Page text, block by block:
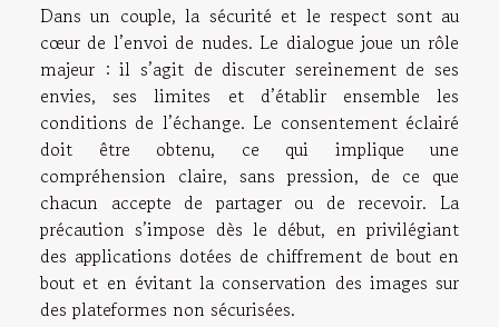
Dans un couple, la sécurité et le respect sont au
cœur de l’envoi de nudes. Le dialogue joue un rôle
majeur : il s’agit de discuter sereinement de ses
envies, ses limites et d’établir ensemble les
conditions de l’échange. Le consentement éclairé
doit être obtenu, ce qui implique une
compréhension claire, sans pression, de ce que
chacun accepte de partager ou de recevoir. La
précaution s’impose dès le début, en privilégiant
des applications dotées de chiffrement de bout en
bout et en évitant la conservation des images sur
des plateformes non sécurisées.